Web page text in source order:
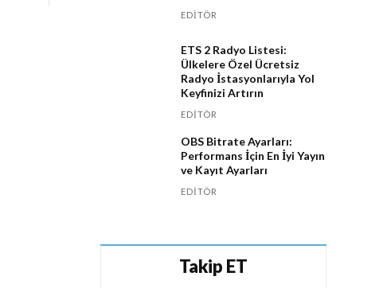
EDITÖR
ETS 2 Radyo Listesi:
Ülkelere Özel Ücretsiz
Radyo İstasyonlarıyla Yol
Keyfinizi Artırın
EDITÖR
OBS Bitrate Ayarları:
Performans İçin En İyi Yayın
ve Kayıt Ayarları
EDITÖR
Takip ET